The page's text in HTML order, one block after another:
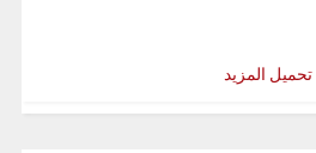
تحميل المزيد